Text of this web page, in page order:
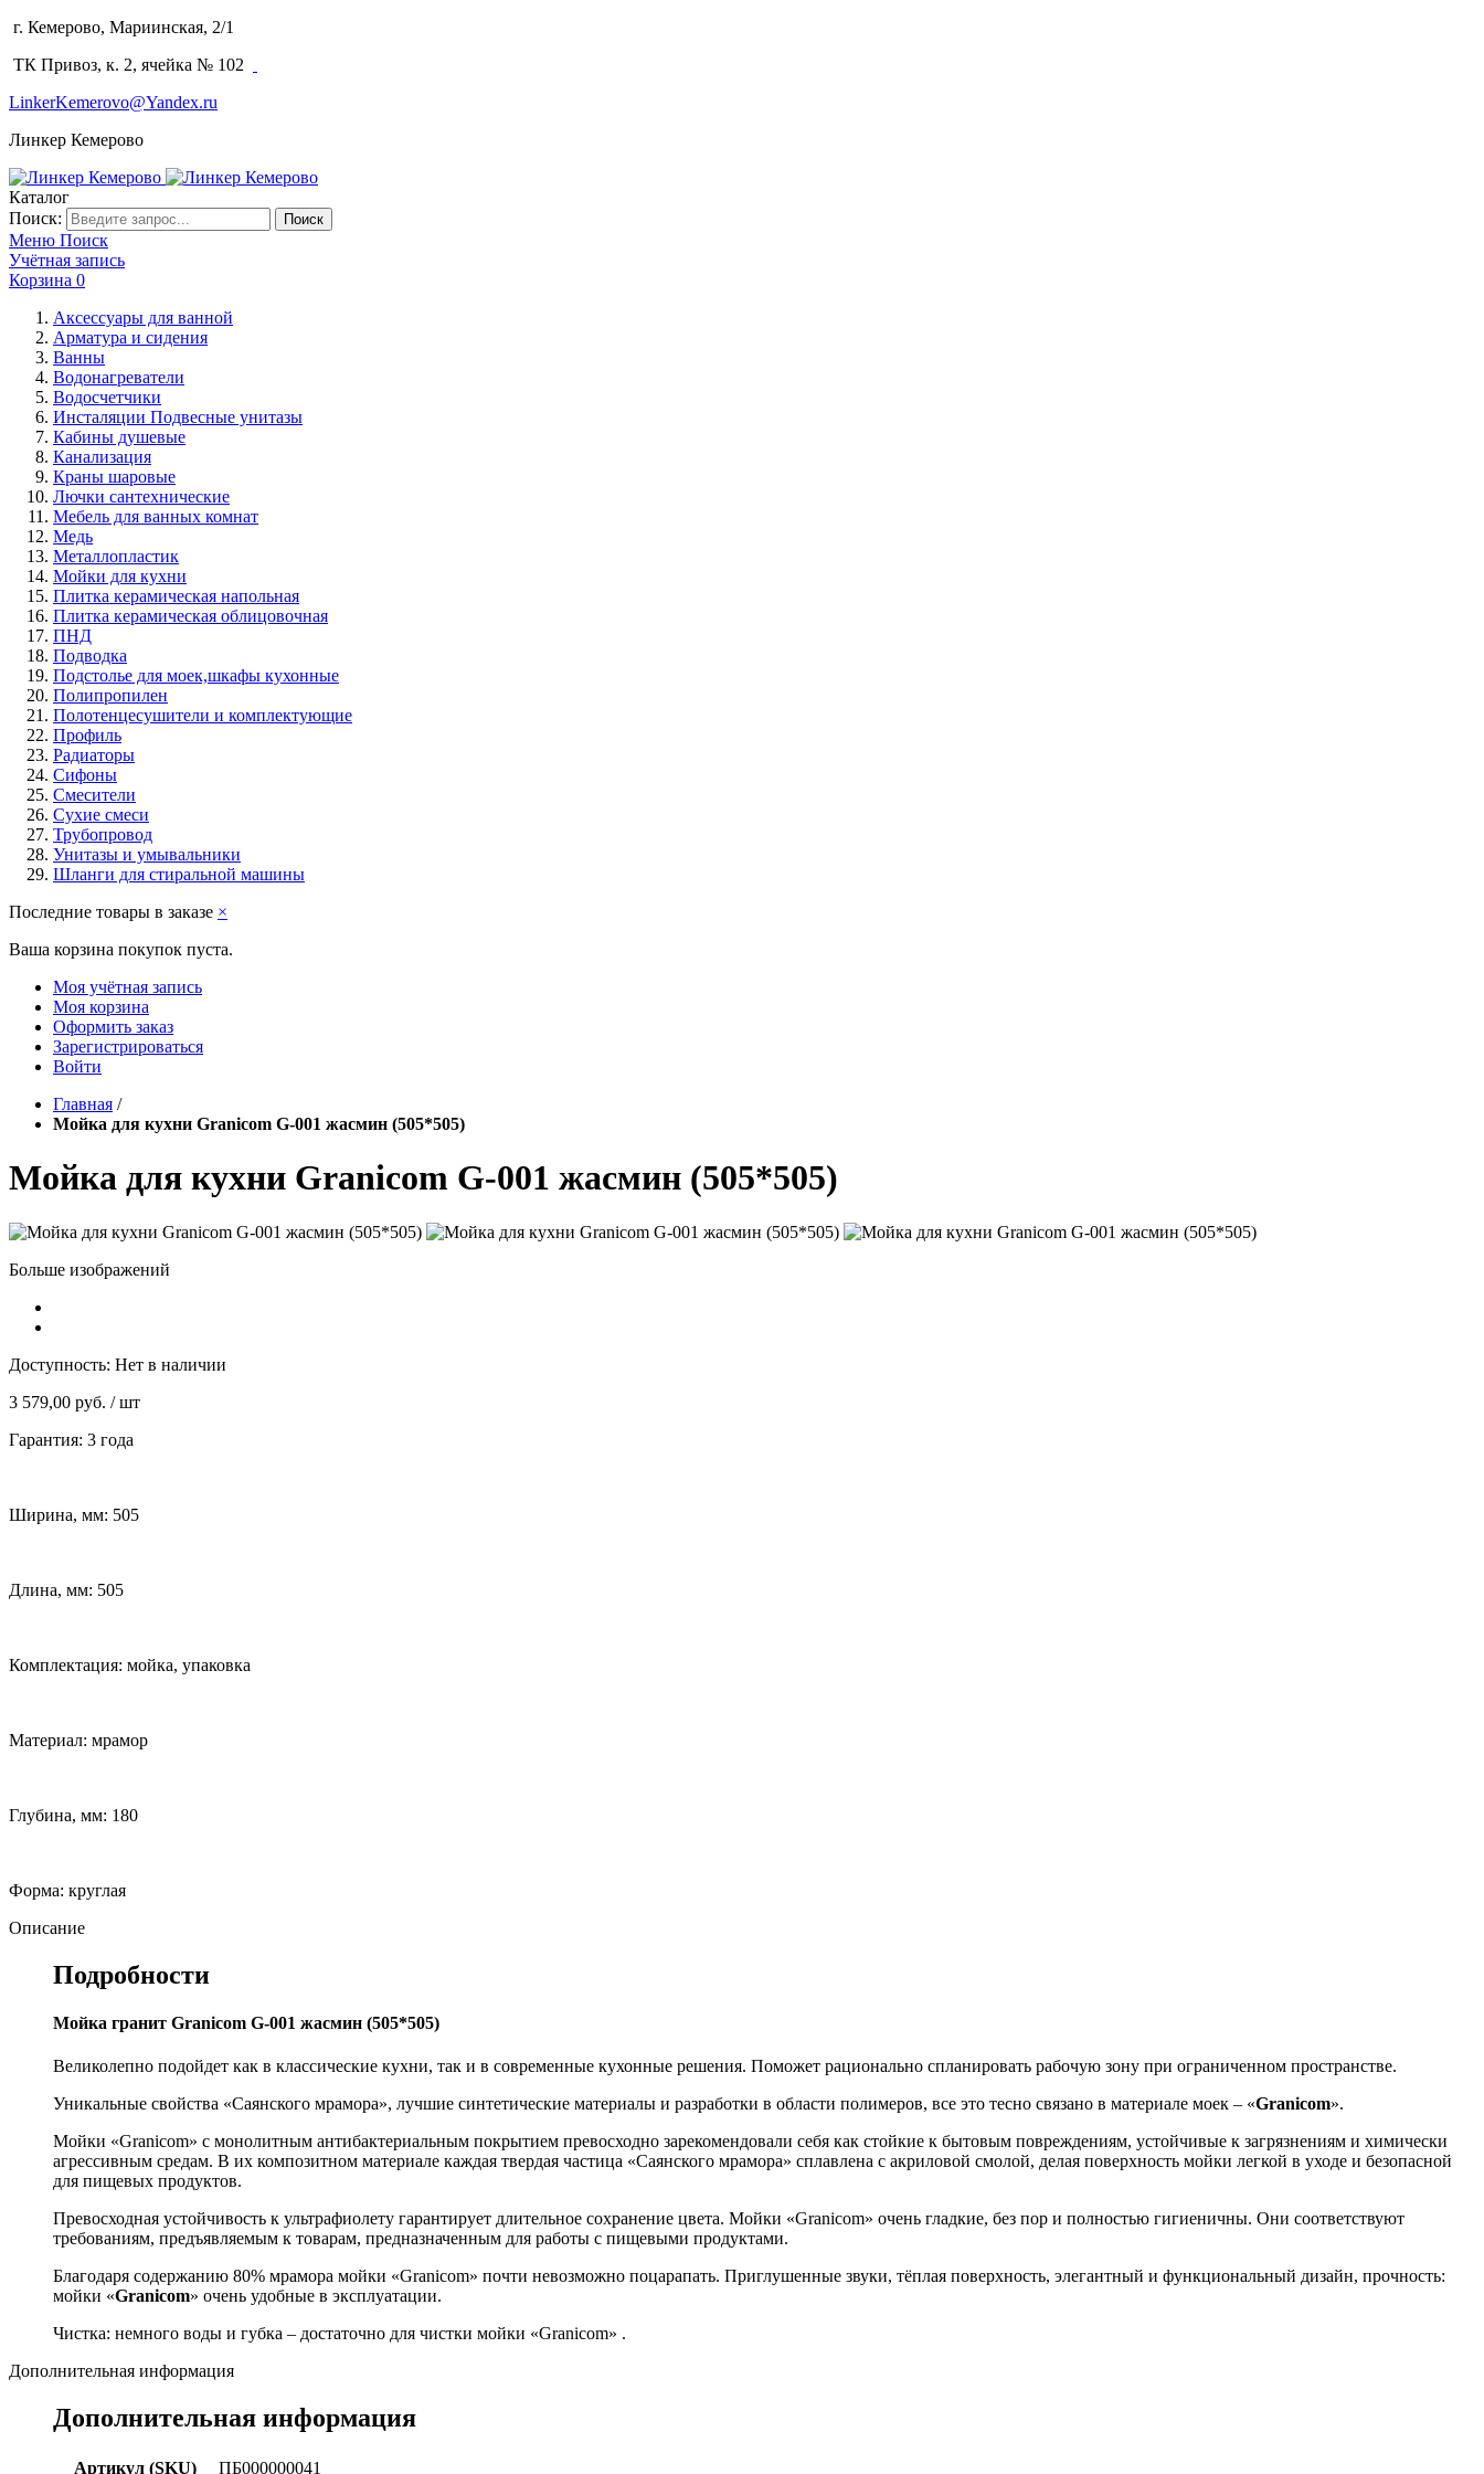
г. Кемерово, Мариинская, 2/1
ТК Привоз, к. 2, ячейка № 102
LinkerKemerovo@Yandex.ru
Линкер Кемерово
Каталог
Поиск:
Поиск
Меню Поиск
Учётная запись
Корзина 0
Аксессуары для ванной
Арматура и сидения
Ванны
Водонагреватели
Водосчетчики
Инсталяции Подвесные унитазы
Кабины душевые
Канализация
Краны шаровые
Лючки сантехнические
Мебель для ванных комнат
Медь
Металлопластик
Мойки для кухни
Плитка керамическая напольная
Плитка керамическая облицовочная
ПНД
Подводка
Подстолье для моек,шкафы кухонные
Полипропилен
Полотенцесушители и комплектующие
Профиль
Радиаторы
Сифоны
Смесители
Сухие смеси
Трубопровод
Унитазы и умывальники
Шланги для стиральной машины
Последние товары в заказе ×
Ваша корзина покупок пуста.
Моя учётная запись
Моя корзина
Оформить заказ
Зарегистрироваться
Войти
Главная /
Мойка для кухни Granicom G-001 жасмин (505*505)
Мойка для кухни Granicom G-001 жасмин (505*505)
Больше изображений
Доступность: Нет в наличии
3 579,00 руб. / шт
Гарантия: 3 года
Ширина, мм: 505
Длина, мм: 505
Комплектация: мойка, упаковка
Материал: мрамор
Глубина, мм: 180
Форма: круглая
Описание
Подробности
Мойка гранит Granicom G-001 жасмин (505*505)
Великолепно подойдет как в классические кухни, так и в современные кухонные решения. Поможет рационально спланировать рабочую зону при ограниченном пространстве.
Уникальные свойства «Саянского мрамора», лучшие синтетические материалы и разработки в области полимеров, все это тесно связано в материале моек – «Granicom».
Мойки «Granicom» c монолитным антибактериальным покрытием превосходно зарекомендовали себя как стойкие к бытовым повреждениям, устойчивые к загрязнениям и химически
агрессивным средам. В их композитном материале каждая твердая частица «Саянского мрамора» сплавлена с акриловой смолой, делая поверхность мойки легкой в уходе и безопасной
для пищевых продуктов.
Превосходная устойчивость к ультрафиолету гарантирует длительное сохранение цвета. Мойки «Granicom» очень гладкие, без пор и полностью гигиеничны. Они соответствуют
требованиям, предъявляемым к товарам, предназначенным для работы с пищевыми продуктами.
Благодаря содержанию 80% мрамора мойки «Granicom» почти невозможно поцарапать. Приглушенные звуки, тёплая поверхность, элегантный и функциональный дизайн, прочность:
мойки «Granicom» очень удобные в эксплуатации.
Чистка: немного воды и губка – достаточно для чистки мойки «Granicom» .
Дополнительная информация
Дополнительная информация
Артикул (SKU)
ПБ000000041